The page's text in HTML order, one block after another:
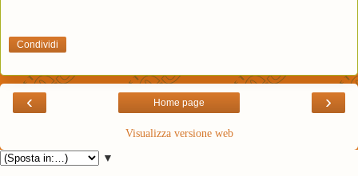
Condividi
‹ ›
Home page
Visualizza versione web
▼